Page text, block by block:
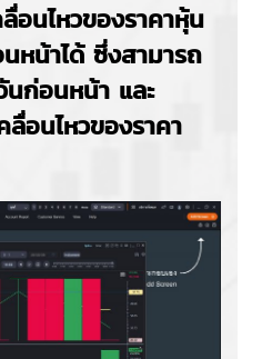
อนไหวของราคาหุ้น
หน้าได้ ซึ่งสามารถ
นก่อนหน้า และ
อนไหวของราคา